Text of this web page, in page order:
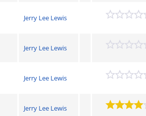
Jerry Lee Lewis
Jerry Lee Lewis
Jerry Lee Lewis
Jerry Lee Lewis